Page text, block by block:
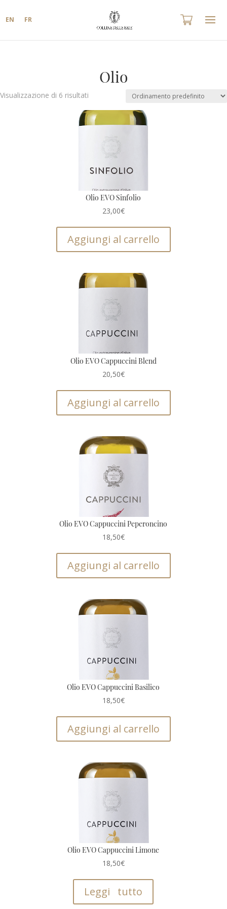
EN FR
Olio
Visualizzazione di 6 risultati
Olio EVO Sinfolio
23,00€
Aggiungi al carrello
Olio EVO Cappuccini Blend
20,50€
Aggiungi al carrello
Olio EVO Cappuccini Peperoncino
18,50€
Aggiungi al carrello
Olio EVO Cappuccini Basilico
18,50€
Aggiungi al carrello
Olio EVO Cappuccini Limone
18,50€
Leggi tutto